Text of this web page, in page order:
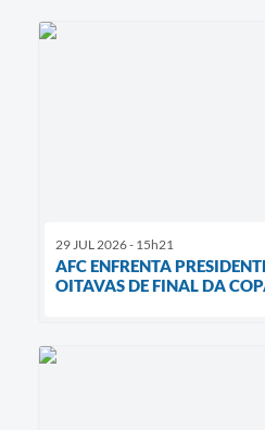
29 JUL 2026 - 15h21
AFC ENFRENTA
OITAVAS DE FINAL DA